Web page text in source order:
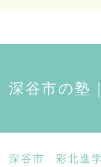
深谷市の塾
深谷市 彩北進